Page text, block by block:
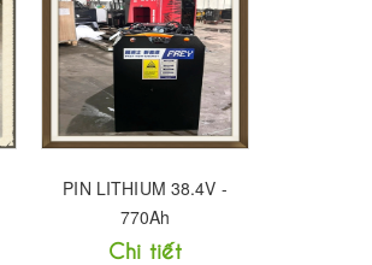
PIN LITHIUM 38.4V -
770Ah
Chi tiết